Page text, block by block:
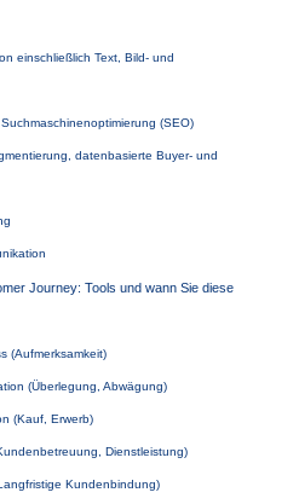
einschließlich Text, Bild- und
(SEO)
datenbasierte Buyer- und
Journey: Tools und wann Sie diese
(Überlegung, Abwägung)
(Kauf, Erwerb)
Dienstleistung)
Kundenbindung)